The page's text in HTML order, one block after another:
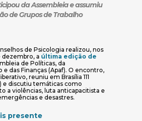
da Assembleia e assumiu
de Grupos de Trabalho
de Psicologia realizou, nos
dezembro, a última edição de
nova janela)
de Políticas, da
e das Finanças (Apaf). O encontro,
reuniu em Brasília 111
e discutiu temáticas como
a violências, luta anticapacitista e
e desastres.
presente